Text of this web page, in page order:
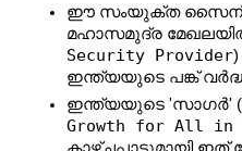
ഈ സംയുക്ത
മഹാസമുദ്ര
Security Provider
ഇന്ത്യയുടെ പങ്ക്
ഇന്ത്യയുടെ 'സാഗർ' (
Growth for All in